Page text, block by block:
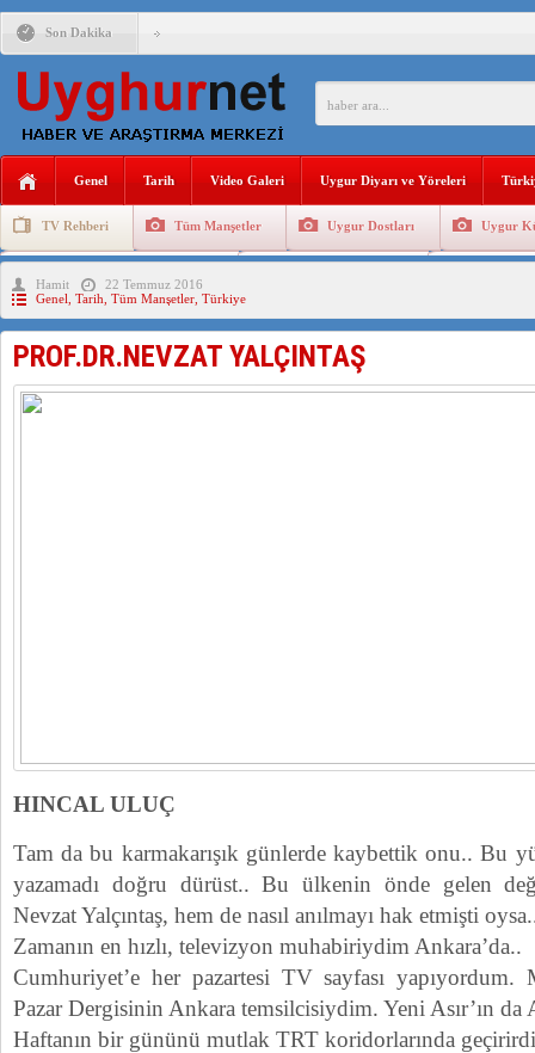
Son Dakika
PAKİSTAN,AFGANİSTAN’DA YAŞAYAN UYGURLARA
ÇİN’İN DOĞU TÜRKİSTAN’DAKİ UYGULAMALARI
DİYANET AKADEMİSİ BAŞKANI DOÇ.DR.KAAN : DOĞU
150 YILDIR KAYNAYAN YARAMIZ : ÇİN İŞGALİNDEKİ
Genel Tarih Video Galeri Uygur Diyarı ve Yöreleri
TV Rehberi Tüm Manşetler Uygur Dostları Uygur
Uygurlarda Düğün ve Cenaze
Hamit
22 Temmuz 2016
Genel Tarih Tüm Manşetler Türkiye
PROF.DR.NEVZAT YALÇINTAŞ
HINCAL ULUÇ
Tam da bu karmakarışık günlerde kaybettik onu.. Bu
yazamadı doğru dürüst.. Bu ülkenin önde gelen
Nevzat Yalçıntaş, hem de nasıl anılmayı hak etmişti
Zamanın en hızlı, televizyon muhabiriydim Ankara’da..
Cumhuriyet’e her pazartesi TV sayfası yapıyordum.
Pazar Dergisinin Ankara temsilcisiydim. Yeni Asır’ın
Haftanın bir gününü mutlak TRT koridorlarında